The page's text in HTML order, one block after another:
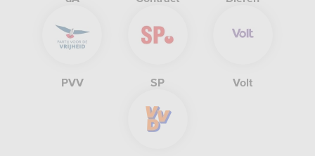
PVV SP Volt